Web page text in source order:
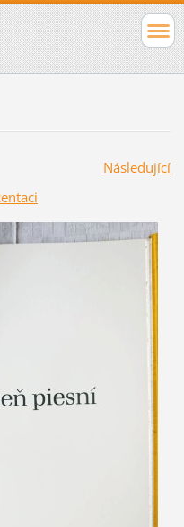
Následující